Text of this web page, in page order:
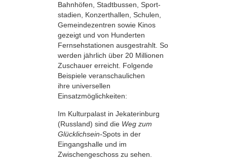
Bahnhöfen, Stadtbussen, Sport­
stadien, Konzerthallen, Schulen,
Gemeindezentren sowie Kinos
gezeigt und von Hunderten
Fernsehstationen ausgestrahlt. So
werden jährlich über 20 Millionen
Zuschauer erreicht. Folgende
Beispiele veranschaulichen
ihre universellen
Einsatzmöglichkeiten:
Im Kulturpalast in Jekaterinburg
(Russland) sind die Weg zum
Glücklichsein-Spots in der
Eingangshalle und im
Zwischengeschoss zu sehen.